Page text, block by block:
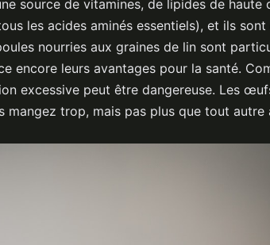
source de vitamines, de lipides de haute
les acides aminés essentiels), et ils sont
nourries aux graines de lin sont
encore leurs avantages pour la santé.
excessive peut être dangereuse. Les
mangez trop, mais pas plus que tout autre